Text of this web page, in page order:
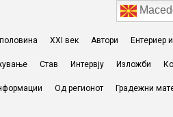
XXI век Автори Ентериер
Став Интервју Изложби
Од регионот Градежни